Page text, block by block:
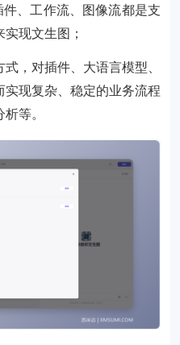
、工作流、图像流都是支
现文生图；
，对插件、大语言模型、
现复杂、稳定的业务流程
等。